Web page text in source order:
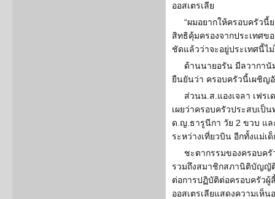
ออสเตรเลีย
“ผมอยากให้ครอบครัวนี้
สิทธิคุ้มครองจากประเทศขอ
ชัดแล้วว่าจะอยู่ประเทศนี้ไ
ด้านนายอรัน มีลวากา
ยืนยันว่า ครอบครัวนี้เผชิญ
ส่วนน.ส.แองเจลา เฟร
เผยว่าครอบครัวประสบเป็
ด.ญ.ธารูนีกา วัย 2 ขวบ แ
ระหว่างเที่ยวบิน อีกทั้งแม่
ชะตากรรมของครอบค
รวมถึงสมาชิกสภานิติบัญญั
ต่อการปฏิบัติต่อครอบครัวผู้
ออสเตรเลียแสดงความเห็